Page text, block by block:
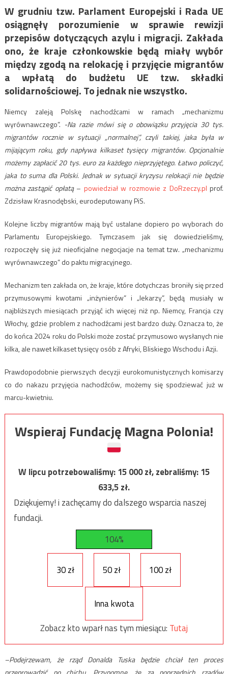
W grudniu tzw. Parlament Europejski i Rada UE
osiągnęły porozumienie w sprawie rewizji
przepisów dotyczących azylu i migracji. Zakłada
ono, że kraje członkowskie będą miały wybór
między zgodą na relokację i przyjęcie migrantów
a wpłatą do budżetu UE tzw. składki
solidarnościowej. To jednak nie wszystko.
Niemcy zaleją Polskę nachodźcami w ramach „mechanizmu
wyrównawczego”. -Na razie mówi się o obowiązku przyjęcia 30 tys.
migrantów rocznie w sytuacji „normalnej”, czyli takiej, jaka była w
mijającym roku, gdy napływa kilkaset tysięcy migrantów. Opcjonalnie
możemy zapłacić 20 tys. euro za każdego nieprzyjętego. Łatwo policzyć,
jaka to suma dla Polski. Jednak w sytuacji kryzysu relokacji nie będzie
można zastąpić opłatą– powiedział w rozmowie z DoRzeczy.plprof.
Zdzisław Krasnodębski, eurodeputowany PiS.
Kolejne liczby migrantów mają być ustalane dopiero po wyborach do
Parlamentu Europejskiego. Tymczasem jak się dowiedzieliśmy,
rozpoczęły się już nieoficjalne negocjacje na temat tzw. „mechanizmu
wyrównawczego” do paktu migracyjnego.
Mechanizm ten zakłada on, że kraje, które dotychczas broniły się przed
przymusowymi kwotami „inżynierów” i „lekarzy”, będą musiały w
najbliższych miesiącach przyjąć ich więcej niż np. Niemcy, Francja czy
Włochy, gdzie problem z nachodźcami jest bardzo duży. Oznacza to, że
do końca 2024 roku do Polski może zostać przymusowo wysłanych nie
kilka, ale nawet kilkaset tysięcy osób z Afryki, Bliskiego Wschodu i Azji.
Prawdopodobnie pierwszych decyzji eurokomunistycznych komisarzy
co do nakazu przyjęcia nachodźców, możemy się spodziewać już w
marcu-kwietniu.
Wspieraj Fundację Magna Polonia!
W lipcu potrzebowaliśmy:15 000zł, zebraliśmy:15
633,5zł.
Dziękujemy! i zachęcamy do dalszego wsparcia naszej
fundacji.
104%
30 zł 50 zł 100 zł
Inna kwota
Zobacz kto wparł nas tym miesiącu: Tutaj
–Podejrzewam, że rząd Donalda Tuska będzie chciał ten proces